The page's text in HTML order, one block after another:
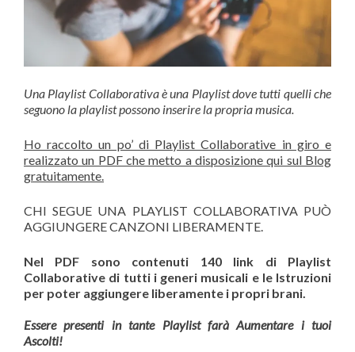
Una Playlist Collaborativa è una Playlist dove tutti quelli che
seguono la playlist possono inserire la propria musica.
Ho raccolto un po’ di Playlist Collaborative in giro e
realizzato un PDF che metto a disposizione qui sul Blog
gratuitamente.
CHI SEGUE UNA PLAYLIST COLLABORATIVA PUÒ
AGGIUNGERE CANZONI LIBERAMENTE.
Nel PDF sono contenuti 140 link di Playlist
Collaborative di tutti i generi musicali e le Istruzioni
per poter aggiungere liberamente i propri brani.
Essere presenti in tante Playlist farà Aumentare i tuoi
Ascolti!